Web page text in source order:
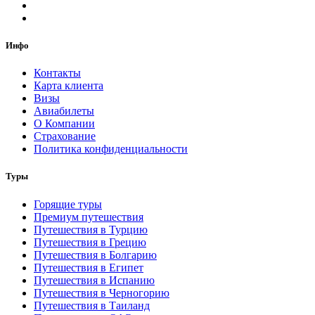
Инфо
Контакты
Карта клиента
Визы
Авиабилеты
О Компании
Страхование
Политика конфиденциальности
Туры
Горящие туры
Премиум путешествия
Путешествия в Турцию
Путешествия в Грецию
Путешествия в Болгарию
Путешествия в Египет
Путешествия в Испанию
Путешествия в Черногорию
Путешествия в Таиланд